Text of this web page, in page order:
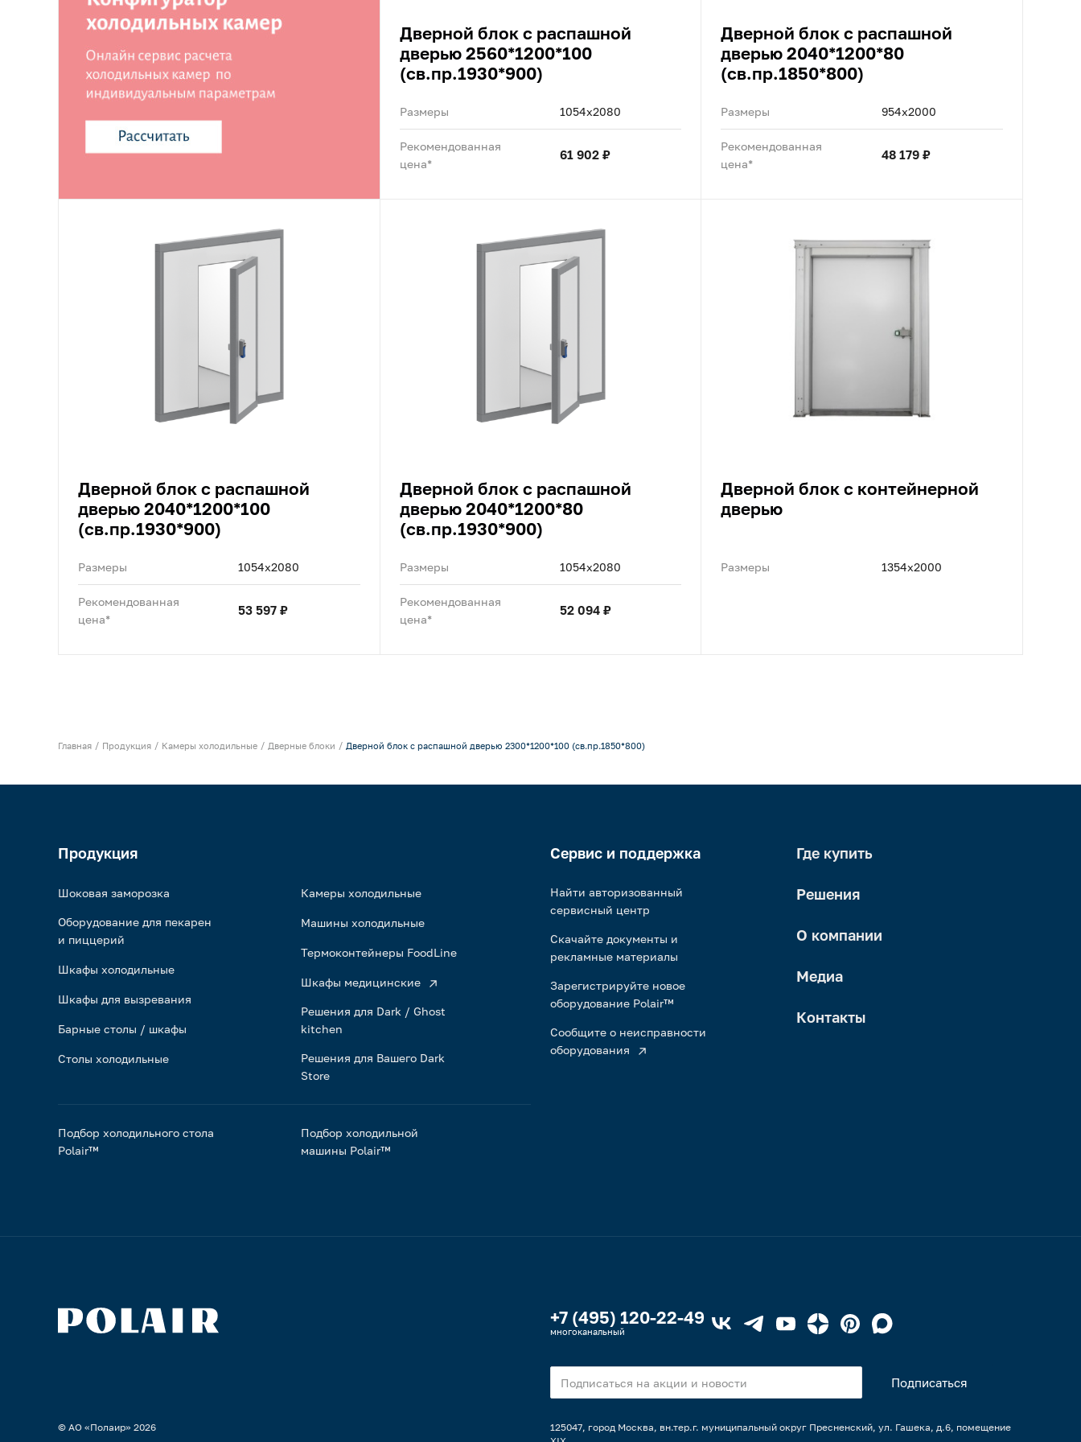
Дверной блок с распашной
дверью 2560*1200*100
(св.пр.1930*900)
Размеры 1054x2080
Рекомендованная
цена*
61 902 ₽
Дверной блок с распашной
дверью 2040*1200*80
(св.пр.1850*800)
Размеры 954x2000
Рекомендованная
цена*
48 179 ₽
Дверной блок с распашной
дверью 2040*1200*100
(св.пр.1930*900)
Размеры 1054x2080
Рекомендованная
цена*
53 597 ₽
Дверной блок с распашной
дверью 2040*1200*80
(св.пр.1930*900)
Размеры 1054x2080
Рекомендованная
цена*
52 094 ₽
Дверной блок с контейнерной
дверью
Размеры 1354x2000
Главная Продукция Камеры холодильные Дверные блоки Дверной блок с распашной дверью 2300*1200*100 (св.пр.1850*800)
Продукция
Шоковая заморозка
Оборудование для пекарен
и пиццерий
Шкафы холодильные
Шкафы для вызревания
Барные столы / шкафы
Столы холодильные
Камеры холодильные
Машины холодильные
Термоконтейнеры FoodLine
Шкафы медицинские
Решения для Dark / Ghost
kitchen
Решения для Вашего Dark
Store
Подбор холодильного стола
Polair™
Подбор холодильной
машины Polair™
Сервис и поддержка
Найти авторизованный
сервисный центр
Скачайте документы и
рекламные материалы
Зарегистрируйте новое
оборудование Polair™
Сообщите о неисправности
оборудования
Где купить
Решения
О компании
Медиа
Контакты
+7 (495) 120-22-49
многоканальный
© АО «Полаир» 2026
125047, город Москва, вн.тер.г. муниципальный округ Пресненский, ул. Гашека, д.6, помещение